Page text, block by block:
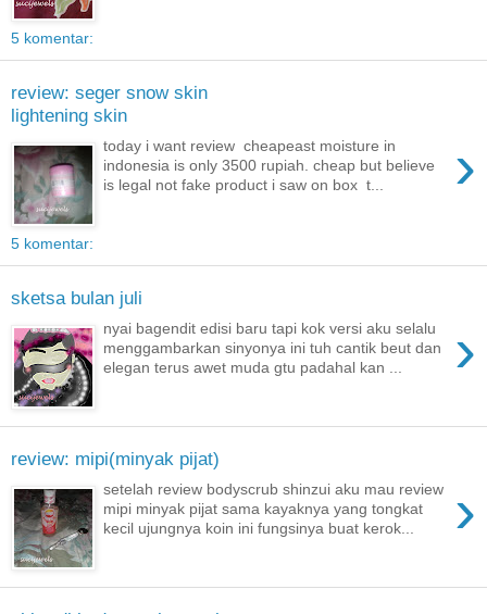
5 komentar:
review: seger snow skin
lightening skin
›
today i want review cheapeast moisture in
indonesia is only 3500 rupiah. cheap but believe
is legal not fake product i saw on box t...
5 komentar:
sketsa bulan juli
›
nyai bagendit edisi baru tapi kok versi aku selalu
menggambarkan sinyonya ini tuh cantik beut dan
elegan terus awet muda gtu padahal kan ...
review: mipi(minyak pijat)
›
setelah review bodyscrub shinzui aku mau review
mipi minyak pijat sama kayaknya yang tongkat
kecil ujungnya koin ini fungsinya buat kerok...